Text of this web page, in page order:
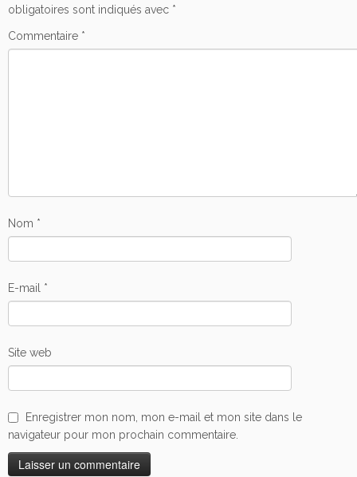
obligatoires sont indiqués avec *
Commentaire *
Nom *
E-mail *
Site web
Enregistrer mon nom, mon e-mail et mon site dans le
navigateur pour mon prochain commentaire.